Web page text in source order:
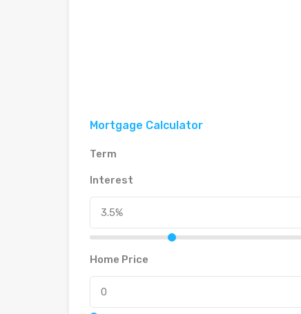
Mortgage Calculator
Term
Interest
Home Price